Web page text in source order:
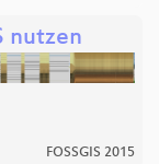
nutzen
FOSSGIS 2015